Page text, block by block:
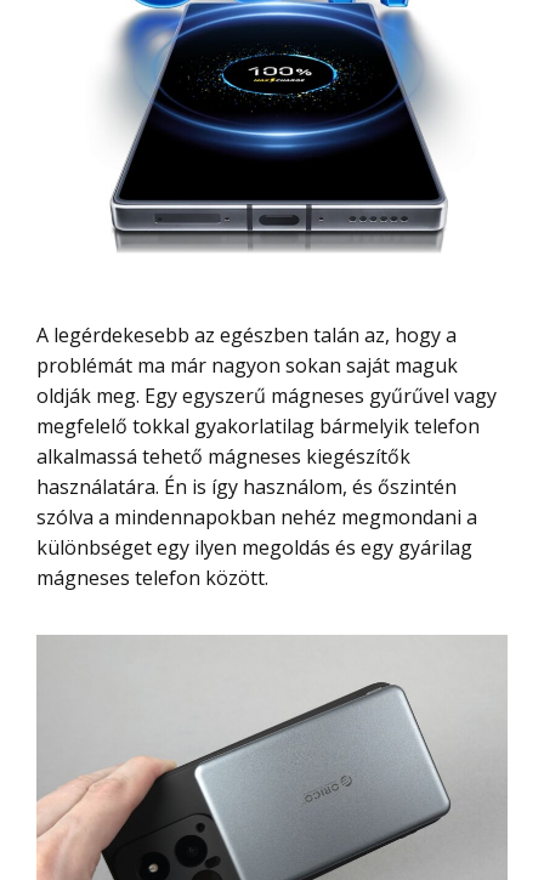
A legérdekesebb az egészben talán az, hogy a
problémát ma már nagyon sokan saját maguk
oldják meg. Egy egyszerű mágneses gyűrűvel vagy
megfelelő tokkal gyakorlatilag bármelyik telefon
alkalmassá tehető mágneses kiegészítők
használatára. Én is így használom, és őszintén
szólva a mindennapokban nehéz megmondani a
különbséget egy ilyen megoldás és egy gyárilag
mágneses telefon között.